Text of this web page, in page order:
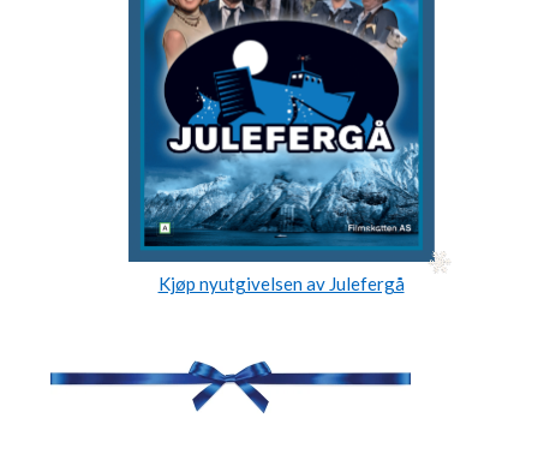
Kjøp nyutgivelsen av Julefergå